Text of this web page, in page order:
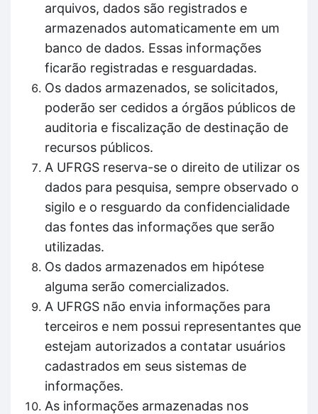
arquivos, dados são registrados e
armazenados automaticamente em um
banco de dados. Essas informações
ficarão registradas e resguardadas.
Os dados armazenados, se solicitados,
poderão ser cedidos a órgãos públicos de
auditoria e fiscalização de destinação de
recursos públicos.
A UFRGS reserva-se o direito de utilizar os
dados para pesquisa, sempre observado o
sigilo e o resguardo da confidencialidade
das fontes das informações que serão
utilizadas.
Os dados armazenados em hipótese
alguma serão comercializados.
A UFRGS não envia informações para
terceiros e nem possui representantes que
estejam autorizados a contatar usuários
cadastrados em seus sistemas de
informações.
As informações armazenadas nos